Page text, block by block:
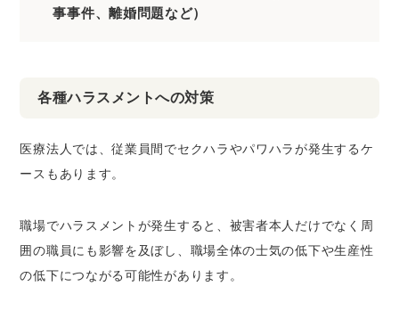
事事件、離婚問題など）
各種ハラスメントへの対策
医療法人では、従業員間でセクハラやパワハラが発生するケ
ースもあります。
職場でハラスメントが発生すると、被害者本人だけでなく周
囲の職員にも影響を及ぼし、職場全体の士気の低下や生産性
の低下につながる可能性があります。